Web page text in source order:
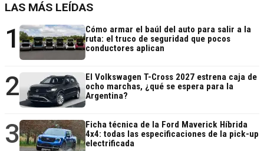
LAS MÁS LEÍDAS
1
Cómo armar el baúl del auto para salir a la
ruta: el truco de seguridad que pocos
conductores aplican
2
El Volkswagen T-Cross 2027 estrena caja de
ocho marchas, ¿qué se espera para la
Argentina?
3
Ficha técnica de la Ford Maverick Híbrida
4x4: todas las especificaciones de la pick-up
electrificada